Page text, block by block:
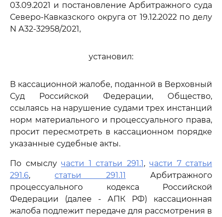
03.09.2021 и постановление Арбитражного суда
Северо-Кавказского округа от 19.12.2022 по делу
N А32-32958/2021,
установил:
В кассационной жалобе, поданной в Верховный
Суд Российской Федерации, Общество,
ссылаясь на нарушение судами трех инстанций
норм материального и процессуального права,
просит пересмотреть в кассационном порядке
указанные судебные акты.
По смыслу части 1 статьи 291.1, части 7 статьи
291.6,статьи 291.11 Арбитражного
процессуального кодекса Российской
Федерации (далее - АПК РФ) кассационная
жалоба подлежит передаче для рассмотрения в